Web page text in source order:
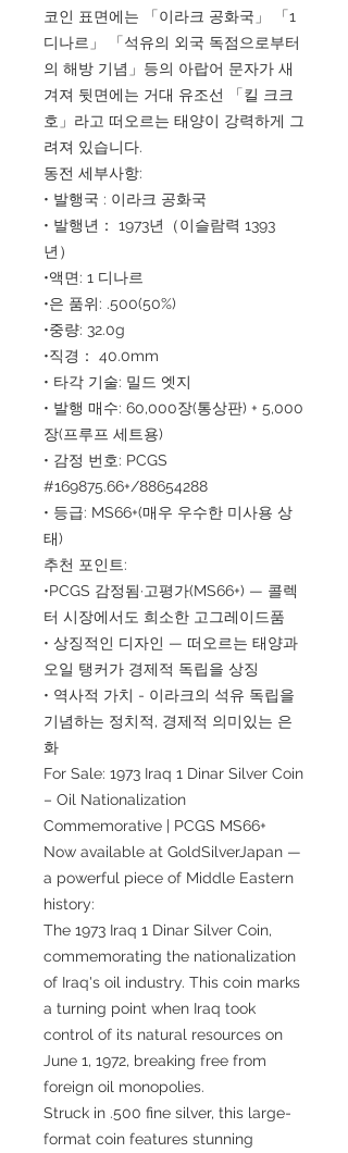
코인 표면에는 「이라크 공화국」 「1
디나르」 「석유의 외국 독점으로부터
의 해방 기념」등의 아랍어 문자가 새
겨져 뒷면에는 거대 유조선 「킬 크크
호」라고 떠오르는 태양이 강력하게 그
려져 있습니다.
동전 세부사항:
• 발행국 : 이라크 공화국
• 발행년： 1973년（이슬람력 1393
년）
•액면: 1 디나르
•은 품위: .500(50%)
•중량: 32.0g
•직경： 40.0mm
• 타각 기술: 밀드 엣지
• 발행 매수: 60,000장(통상판) + 5,000
장(프루프 세트용)
• 감정 번호: PCGS
#169875.66+/88654288
• 등급: MS66+(매우 우수한 미사용 상
태)
추천 포인트:
•PCGS 감정됨·고평가(MS66+) — 콜렉
터 시장에서도 희소한 고그레이드품
• 상징적인 디자인 — 떠오르는 태양과
오일 탱커가 경제적 독립을 상징
• 역사적 가치 - 이라크의 석유 독립을
기념하는 정치적, 경제적 의미있는 은
화
For Sale: 1973 Iraq 1 Dinar Silver Coin
– Oil Nationalization
Commemorative | PCGS MS66+
Now available at GoldSilverJapan —
a powerful piece of Middle Eastern
history:
The 1973 Iraq 1 Dinar Silver Coin,
commemorating the nationalization
of Iraq's oil industry. This coin marks
a turning point when Iraq took
control of its natural resources on
June 1, 1972, breaking free from
foreign oil monopolies.
Struck in .500 fine silver, this large-
format coin features stunning